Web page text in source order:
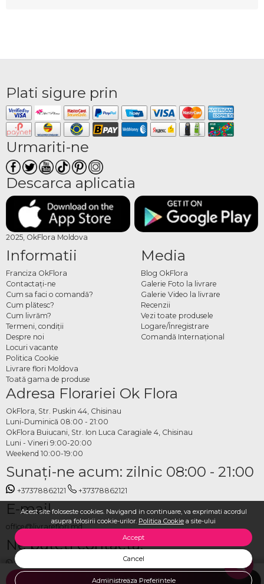
Acest site foloseste cookies. Navigand in continuare, va exprimati acordul
asupra folosirii cookie-urilor. Politica Cookie a site-ului
Accept
Cancel
Administreaza Preferintele
ADAUGA IN COS
Plati sigure prin
Urmariti-ne
Descarca aplicatia
2025, OkFlora Moldova
Informatii
Franciza OkFlora
Contactaţi-ne
Cum sa faci o comandă?
Cum plătesc?
Cum livrăm?
Termeni, condiţii
Despre noi
Locuri vacante
Politica Cookie
Livrare flori Moldova
Toată gama de produse
Media
Blog OkFlora
Galerie Foto la livrare
Galerie Video la livrare
Recenzii
Vezi toate produsele
Logare/Înregistrare
Comandă Internațional
Adresa Florariei Ok Flora
OkFlora, Str. Puskin 44, Chisinau
Luni-Duminică 08:00 - 21:00
OkFlora Buiucani, Str. Ion Luca Caragiale 4, Chisinau
Luni - Vineri 9:00-20:00
Weekend 10:00-19:00
Sunaţi-ne acum: zilnic 08:00 - 21:00
+37378862121 +37378862121
E-mail
office@livrareflori.md
Ne puteți contacta:
whatsapp